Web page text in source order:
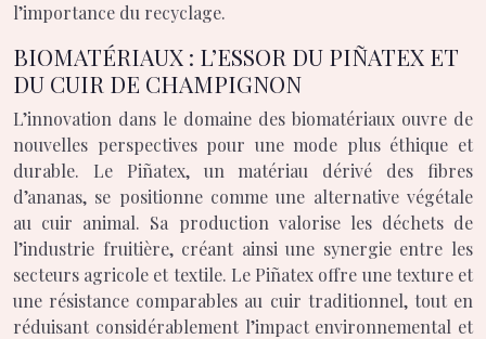
l’importance du recyclage.
BIOMATÉRIAUX : L’ESSOR DU PIÑATEX ET
DU CUIR DE CHAMPIGNON
L’innovation dans le domaine des biomatériaux ouvre de
nouvelles perspectives pour une mode plus éthique et
durable. Le Piñatex, un matériau dérivé des fibres
d’ananas, se positionne comme une alternative végétale
au cuir animal. Sa production valorise les déchets de
l’industrie fruitière, créant ainsi une synergie entre les
secteurs agricole et textile. Le Piñatex offre une texture et
une résistance comparables au cuir traditionnel, tout en
réduisant considérablement l’impact environnemental et